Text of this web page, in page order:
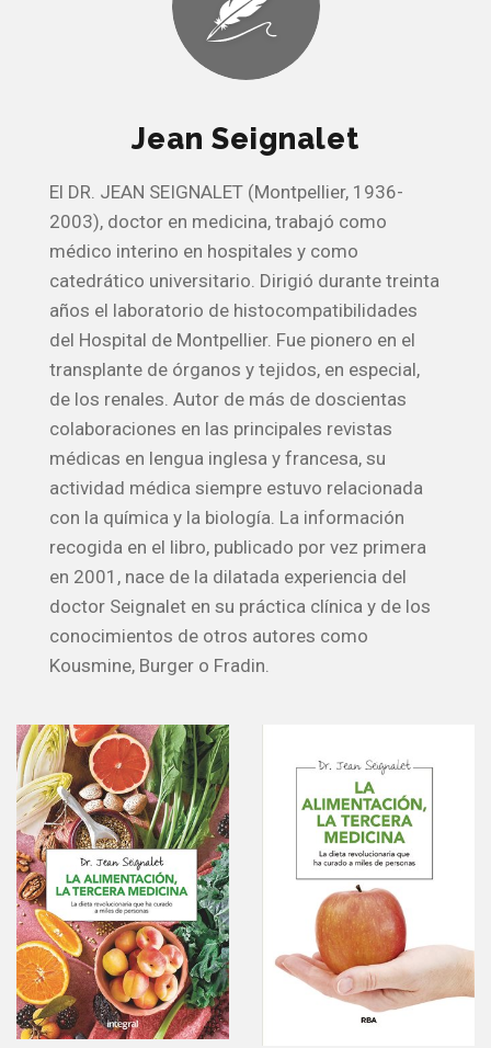
Jean Seignalet
El DR. JEAN SEIGNALET (Montpellier, 1936-
2003), doctor en medicina, trabajó como
médico interino en hospitales y como
catedrático universitario. Dirigió durante treinta
años el laboratorio de histocompatibilidades
del Hospital de Montpellier. Fue pionero en el
transplante de órganos y tejidos, en especial,
de los renales. Autor de más de doscientas
colaboraciones en las principales revistas
médicas en lengua inglesa y francesa, su
actividad médica siempre estuvo relacionada
con la química y la biología. La información
recogida en el libro, publicado por vez primera
en 2001, nace de la dilatada experiencia del
doctor Seignalet en su práctica clínica y de los
conocimientos de otros autores como
Kousmine, Burger o Fradin.